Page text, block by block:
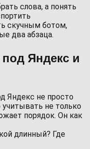
слова, а понять
скучным ботом,
два абзаца.
Яндекс и
Яндекс не просто
не только
порядок. Он как
длинный? Где